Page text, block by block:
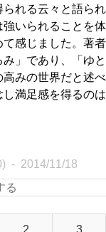
られる云々と語ら
強いられることを
て感じました。著
み」であり、「ゆ
高みの世界だと述
し満足感を得るの
2014/11/18
2 3